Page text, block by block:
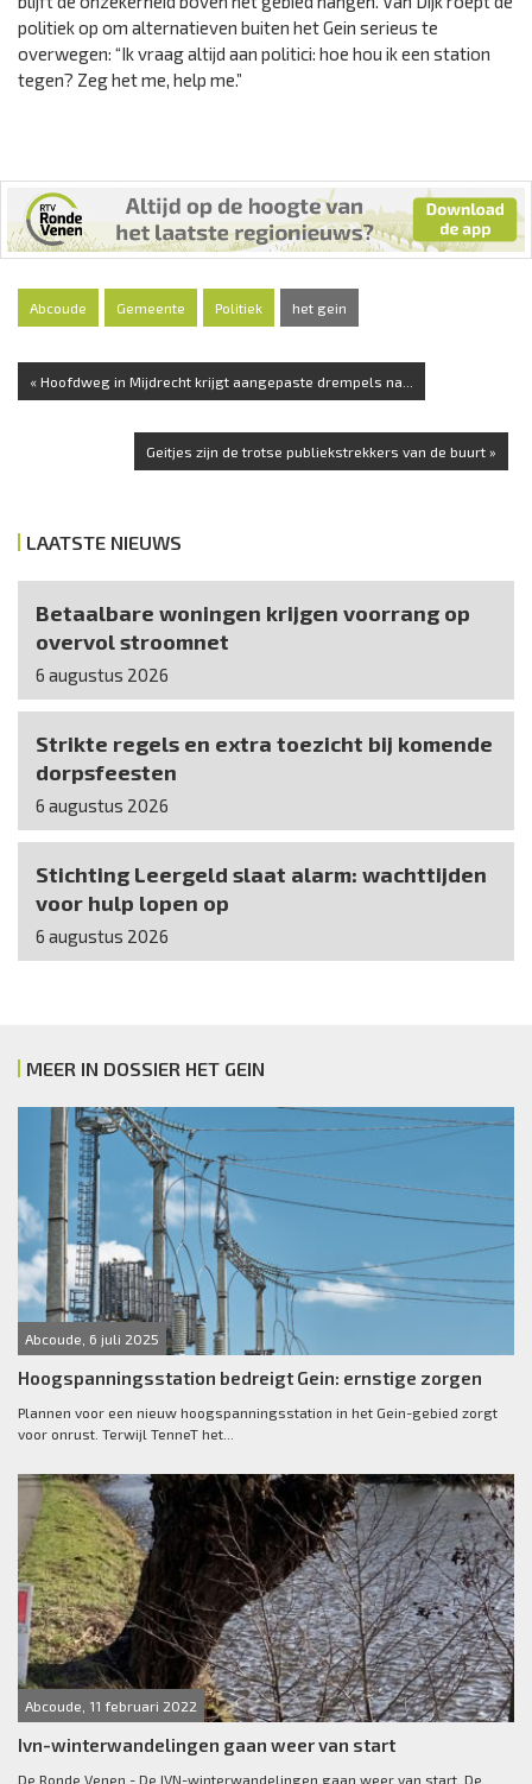
politiek op om alternatieven buiten het Gein serieus te
overwegen: “Ik vraag altijd aan politici: hoe hou ik een station
tegen? Zeg het me, help me.”
Abcoude Gemeente Politiek het gein
« Hoofdweg in Mijdrecht krijgt aangepaste drempels na...
Geitjes zijn de trotse publiekstrekkers van de buurt »
LAATSTE NIEUWS
Betaalbare woningen krijgen voorrang op
overvol stroomnet
6 augustus 2026
Strikte regels en extra toezicht bij komende
dorpsfeesten
6 augustus 2026
Stichting Leergeld slaat alarm: wachttijden
voor hulp lopen op
6 augustus 2026
MEER IN DOSSIER HET GEIN
Abcoude, 6 juli 2025
Hoogspanningsstation bedreigt Gein: ernstige zorgen
Plannen voor een nieuw hoogspanningsstation in het Gein-gebied zorgt
voor onrust. Terwijl TenneT het...
Abcoude, 11 februari 2022
Ivn-winterwandelingen gaan weer van start
De Ronde Venen - De IVN-winterwandelingen gaan weer van start. De